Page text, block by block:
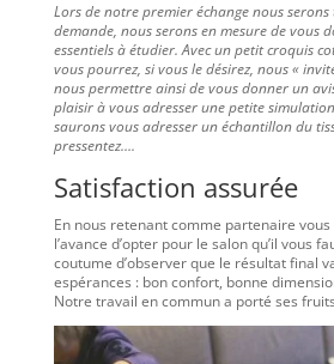
Lors de notre premier échange nous
demande, nous serons en mesure de vous
essentiels à étudier. Avec un petit croquis
vous pourrez, si vous le désirez, nous «
nous permettre ainsi de vous donner un
plaisir à vous adresser une petite
saurons vous adresser un échantillon du
pressentez….
Satisfaction assurée
En nous retenant comme partenaire
l’avance d’opter pour le salon qu’il vous
coutume d’observer que le résultat final
espérances : bon confort, bonne
Notre travail en commun a porté ses